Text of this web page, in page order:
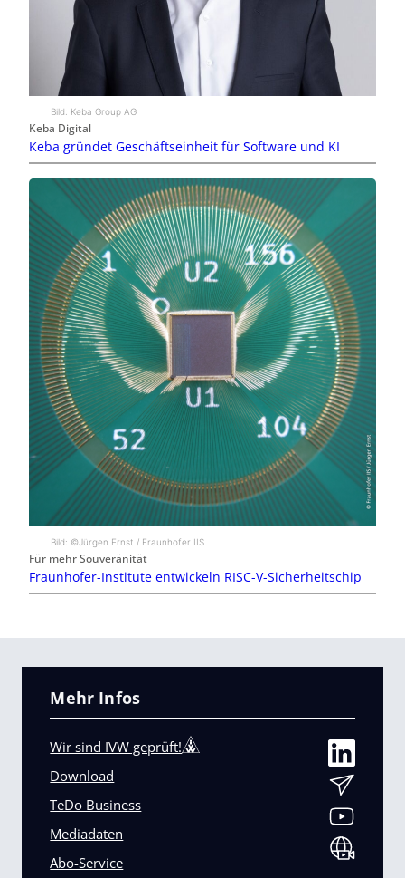
Bild: Keba Group AG
Keba Digital
Keba gründet Geschäftseinheit für Software und KI
Bild: ©Jürgen Ernst / Fraunhofer IIS
Für mehr Souveränität
Fraunhofer-Institute entwickeln RISC-V-Sicherheitschip
Mehr Infos
Wir sind IVW geprüft!
Download
TeDo Business
Mediadaten
Abo-Service